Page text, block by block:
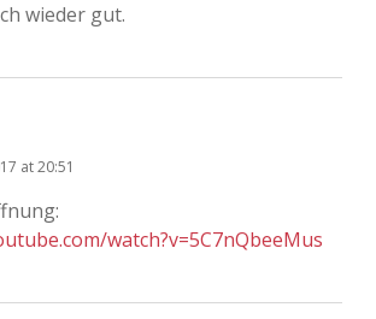
wieder gut.
at 20:51
watch?v=5C7nQbeeMus